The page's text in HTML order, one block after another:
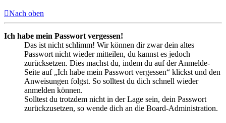
Nach oben
Ich habe mein Passwort vergessen!
Das ist nicht schlimm! Wir können dir zwar dein altes
Passwort nicht wieder mitteilen, du kannst es jedoch
zurücksetzen. Dies machst du, indem du auf der Anmelde-
Seite auf „Ich habe mein Passwort vergessen“ klickst und den
Anweisungen folgst. So solltest du dich schnell wieder
anmelden können.
Solltest du trotzdem nicht in der Lage sein, dein Passwort
zurückzusetzen, so wende dich an die Board-Administration.